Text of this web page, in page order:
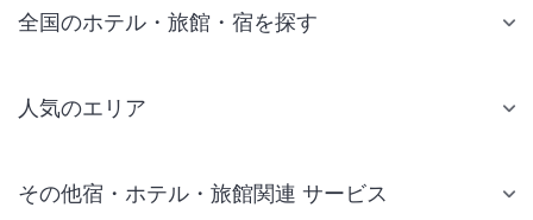
全国のホテル・旅館・宿を探す
人気のエリア
仙台 ホテル
その他宿・ホテル・旅館関連 サービス